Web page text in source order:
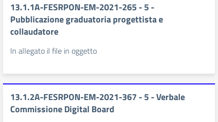
13.1.1A-FESRPON-EM-2021-265 - 5 -
Pubblicazione graduatoria progettista e
collaudatore
In allegato il file in oggetto
13.1.2A-FESRPON-EM-2021-367 - 5 - Verbale
Commissione Digital Board